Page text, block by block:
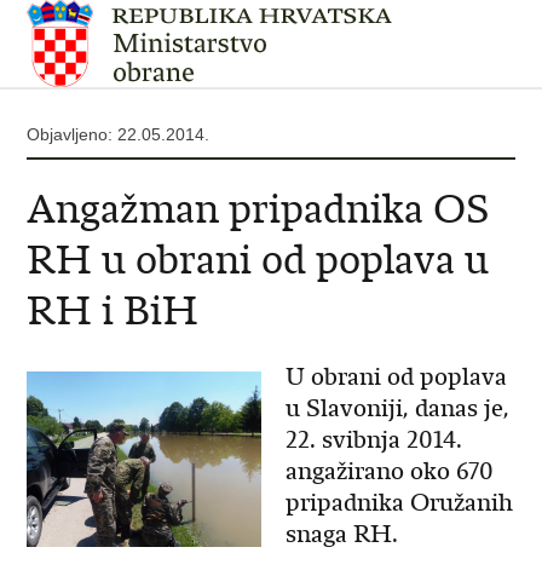
Objavljeno: 22.05.2014.
Angažman pripadnika OS
RH u obrani od poplava u
RH i BiH
U obrani od poplava
u Slavoniji, danas je,
22. svibnja 2014.
angažirano oko 670
pripadnika Oružanih
snaga RH.